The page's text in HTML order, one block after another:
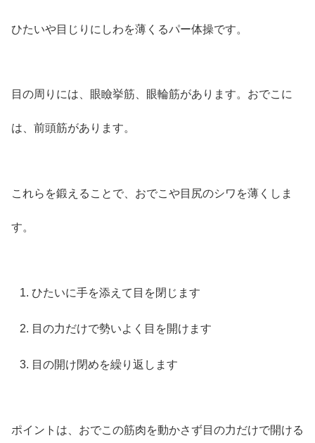
ひたいや目じりにしわを薄くるパー体操です。
目の周りには、眼瞼挙筋、眼輪筋があります。おでこに
は、前頭筋があります。
これらを鍛えることで、おでこや目尻のシワを薄くしま
す。
ひたいに手を添えて目を閉じます
目の力だけで勢いよく目を開けます
目の開け閉めを繰り返します
ポイントは、おでこの筋肉を動かさず目の力だけで開ける